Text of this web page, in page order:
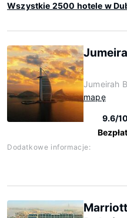
Wszystkie 2500 hotele w
Jumeirah
mapę
9.6/10
Dodatkowe informacje: